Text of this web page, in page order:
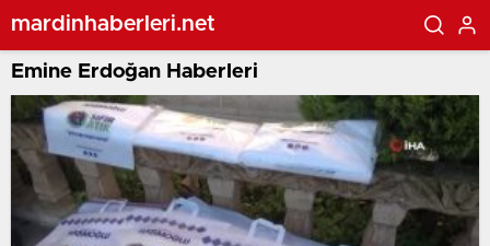
mardinhaberleri.net
Emine Erdoğan Haberleri